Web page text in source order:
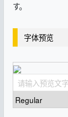
す。
字体预览